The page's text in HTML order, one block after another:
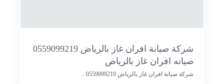
شركة صيانة افران غاز بالرياض 0559099219
صيانه افران غاز بالرياض
شركة صيانة افران غاز بالرياض 0559099219 ..